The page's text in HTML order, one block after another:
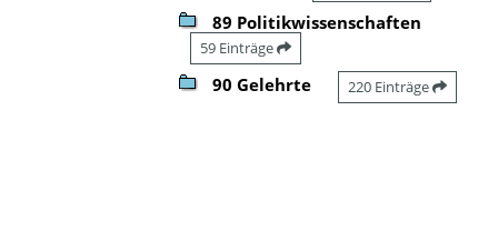
89 Politikwissenschaften
59 Einträge
90 Gelehrte 220 Einträge